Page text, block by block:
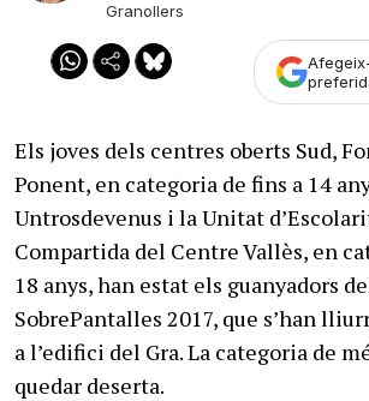
Granollers
Els joves dels centres oberts Sud,
Ponent, en categoria de fins a 14
Untrosdevenus i la Unitat
Compartida del Centre Vallès, en
18 anys, han estat els guanyadors
SobrePantalles 2017, que s’han
a l’edifici del Gra. La categoria de
quedar deserta.